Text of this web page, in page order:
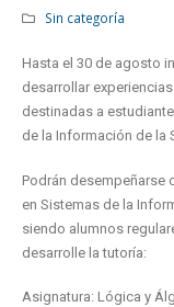
Sin categoría
Hasta el 30 de agosto
desarrollar
destinadas a
de la Información de la
Podrán desempeñarse
en Sistemas de la
siendo alumnos
desarrolle la tutoría:
Asignatura: Lógica y